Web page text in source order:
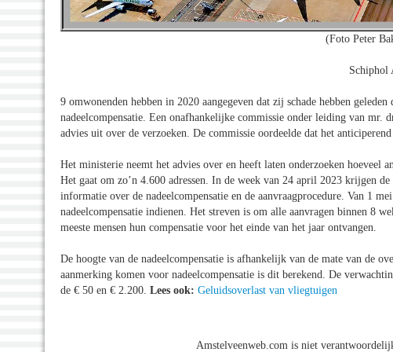
(Foto Peter
Schiphol
9 omwonenden hebben in 2020 aangegeven dat zij schade hebben
nadeelcompensatie. Een onafhankelijke commissie onder leiding van
advies uit over de verzoeken. De commissie oordeelde dat het
Het ministerie neemt het advies over en heeft laten onderzoeken hoeveel
Het gaat om zo’n 4.600 adressen. In de week van 24 april 2023 krijgen
informatie over de nadeelcompensatie en de aanvraagprocedure. Van 1
nadeelcompensatie indienen. Het streven is om alle aanvragen binnen 8
meeste mensen hun compensatie voor het einde van het jaar ontvangen.
De hoogte van de nadeelcompensatie is afhankelijk van de mate van de
aanmerking komen voor nadeelcompensatie is dit berekend. De
de € 50 en € 2.200. Lees ook: Geluidsoverlast van vliegtuigen
Amstelveenweb.com is niet